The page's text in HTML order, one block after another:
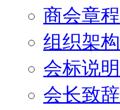
商会章程
组织架构
会标说明
会长致辞